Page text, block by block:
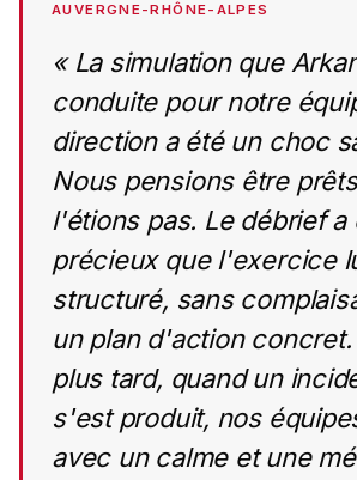
AUVERGNE-RHÔNE-ALPES
« La simulation que
conduite pour notre
direction a été un choc
Nous pensions être
l'étions pas. Le débrief a
précieux que l'exercice
structuré, sans
un plan d'action concret.
plus tard, quand un
s'est produit, nos
avec un calme et une